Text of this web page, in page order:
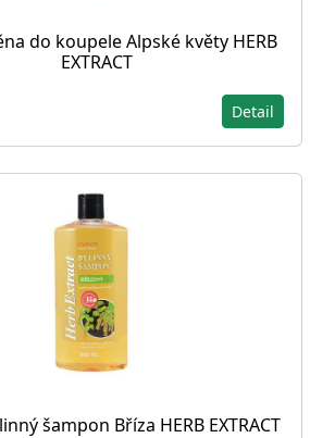
do koupele Alpské květy HERB
EXTRACT
Detail
šampon Bříza HERB EXTRACT